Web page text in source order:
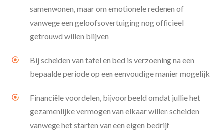
samenwonen, maar om emotionele redenen of
vanwege een geloofsovertuiging nog officieel
getrouwd willen blijven
Bij scheiden van tafel en bed is verzoening na een
bepaalde periode op een eenvoudige manier mogelijk
Financiële voordelen, bijvoorbeeld omdat jullie het
gezamenlijke vermogen van elkaar willen scheiden
vanwege het starten van een eigen bedrijf